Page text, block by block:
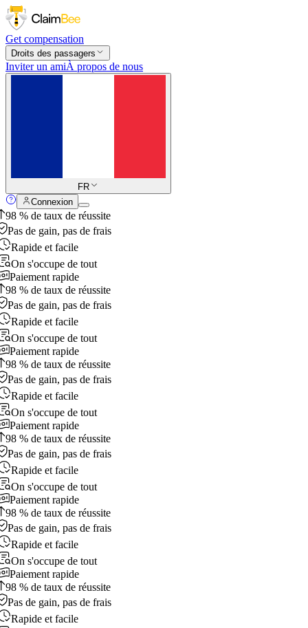
Get compensation
Droits des passagers
Inviter un amiÀ propos de nous
FR
Connexion
98 % de taux de réussite
Pas de gain, pas de frais
Rapide et facile
On s'occupe de tout
Paiement rapide
98 % de taux de réussite
Pas de gain, pas de frais
Rapide et facile
On s'occupe de tout
Paiement rapide
98 % de taux de réussite
Pas de gain, pas de frais
Rapide et facile
On s'occupe de tout
Paiement rapide
98 % de taux de réussite
Pas de gain, pas de frais
Rapide et facile
On s'occupe de tout
Paiement rapide
98 % de taux de réussite
Pas de gain, pas de frais
Rapide et facile
On s'occupe de tout
Paiement rapide
98 % de taux de réussite
Pas de gain, pas de frais
Rapide et facile